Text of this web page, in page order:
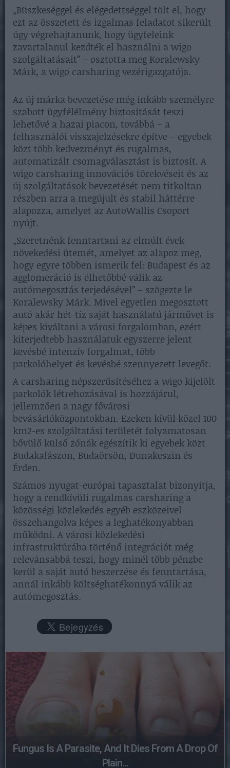
„Büszkeséggel és elégedettséggel tölt el, hogy
ezt az összetett és izgalmas feladatot sikerült
úgy végrehajtanunk, hogy ügyfeleink
zavartalanul kezdték el használni a wigo
szolgáltatásait” – osztotta meg Koralewsky
Márk, a wigo carsharing vezérigazgatója.
Az új márka bevezetése még inkább személyre
szabott ügyfélélmény biztosítását teszi
lehetővé a hazai piacon, továbbá – a
felhasználói visszajelzésekre építve – egyebek
közt több kedvezményt és rugalmas,
automatizált csomagválasztást is biztosít. A
wigo carsharing innovációs törekvéseit és az
új szolgáltatások bevezetését nem titkoltan
részben arra a megújult és stabil háttérre
alapozza, amelyet az AutoWallis Csoport
nyújt.
„Szeretnénk fenntartani az elmúlt évek
növekedési ütemét, amelyet az alapoz meg,
hogy egyre többen ismerik fel: Budapest és az
agglomeráció is élhetőbbé válik az
autómegosztás terjedésével” – szögezte le
Koralewsky Márk. Mivel egyetlen megosztott
autó akár hét-tíz saját használatú járművet is
képes kiváltani a városi forgalomban, ezért
kiterjedtebb használatuk egyszerre jelent
kevésbé intenzív forgalmat, több
parkolóhelyet és kevésbé szennyezett levegőt.
A carsharing népszerűsítéséhez a wigo kijelölt
parkolók létrehozásával is hozzájárul,
jellemzően a nagy fővárosi
bevásárlóközpontokban. Ezeken kívül közel 100
km2-es szolgáltatási területét folyamatosan
bővülő külső zónák egészítik ki egyebek közt
Budakalászon, Budaörsön, Dunakeszin és
Érden.
Számos nyugat-európai tapasztalat bizonyítja,
hogy a rendkívüli rugalmas carsharing a
közösségi közlekedés egyéb eszközeivel
összehangolva képes a leghatékonyabban
működni. A városi közlekedési
infrastruktúrába történő integrációt még
relevánsabbá teszi, hogy minél több pénzbe
kerül a saját autó beszerzése és fenntartása,
annál inkább költséghatékonnyá válik az
autómegosztás.
Fungus Is A Parasite, And It Dies From A Drop Of
Plain...